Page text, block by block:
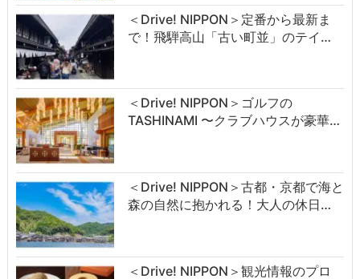
＜Drive! NIPPON＞定番から最新ま
で！飛騨高山「古い町並」のテイ…
＜Drive! NIPPON＞ゴルフの
TASHINAMI 〜クラブハウスが豪華…
＜Drive! NIPPON＞古都・京都で海と
森の自然に抱かれる！大人の休日…
＜Drive! NIPPON＞観光情報のプロ